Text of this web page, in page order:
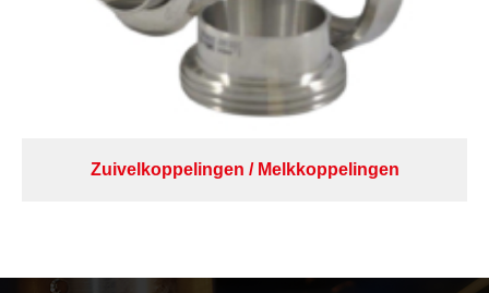
Zuivelkoppelingen / Melkkoppelingen